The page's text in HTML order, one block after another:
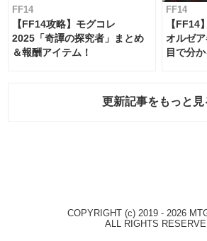
FF14
【FF14攻略】モグコレ
2025「奇譚の探究者」まとめ
＆報酬アイテム！
FF14
【FF14
オルゼ
目で分
更新記事をもっと見
COPYRIGHT (c) 2019 - 2026
ALL RIGHTS